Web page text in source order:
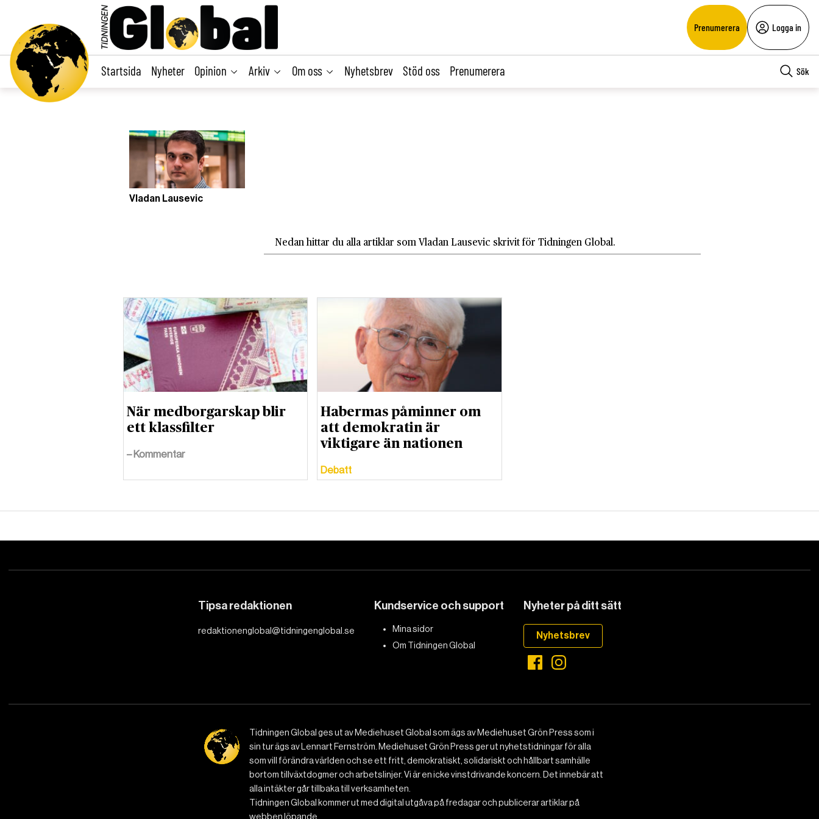
Prenumerera Logga in
Startsida Nyheter Opinion Arkiv Om oss Nyhetsbrev Stöd oss Prenumerera Sök
Vladan Lausevic
Nedan hittar du alla artiklar som Vladan Lausevic skrivit för Tidningen Global.
När medborgarskap blir
ett klassfilter
– Kommentar
Habermas påminner om
att demokratin är
viktigare än nationen
Debatt
Tipsa redaktionen
redaktionenglobal@tidningenglobal.se
Kundservice och support
Mina sidor
Om Tidningen Global
Nyheter på ditt sätt
Nyhetsbrev
Tidningen Global ges ut av Mediehuset Global som ägs av Mediehuset Grön Press som i
sin tur ägs av Lennart Fernström. Mediehuset Grön Press ger ut nyhetstidningar för alla
som vill förändra världen och se ett fritt, demokratiskt, solidariskt och hållbart samhälle
bortom tillväxtdogmer och arbetslinjer. Vi är en icke vinstdrivande koncern. Det innebär att
alla intäkter går tillbaka till verksamheten.
Tidningen Global kommer ut med digital utgåva på fredagar och publicerar artiklar på
webben löpande.